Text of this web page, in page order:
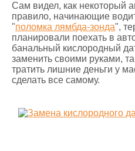
Сам видел, как некоторый
правило, начинающие
"поломка лямбда-зонда",
планировали поехать в
банальный кислородный
заменить своими руками,
тратить лишние деньги у
сделать все самому.